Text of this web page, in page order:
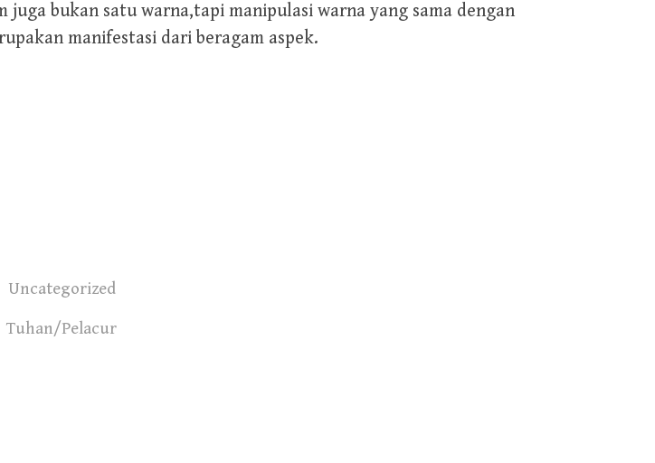
bukan satu warna,tapi manipulasi warna yang sama dengan
manifestasi dari beragam aspek.
Uncategorized
Tuhan/Pelacur